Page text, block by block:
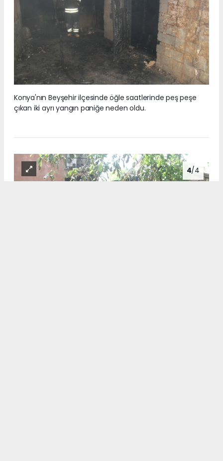
Konya'nın Beyşehir ilçesinde öğle saatlerinde peş peşe
çıkan iki ayrı yangın paniğe neden oldu.
4/4